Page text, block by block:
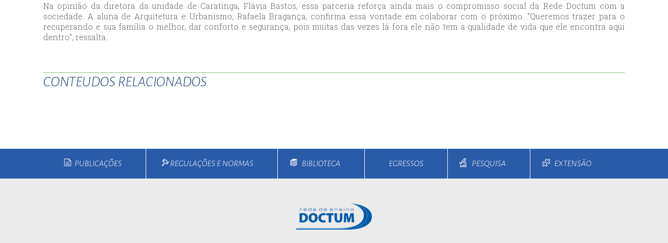
escort
istanbul
escort
Na opinião da diretora da unidade de Caratinga, Flávia Bastos, essa parceria reforça ainda mais o compromisso social da Rede Doctum com a
sociedade. A aluna de Arquitetura e Urbanismo, Rafaela Bragança, confirma essa vontade em colaborar com o próximo. “Queremos trazer para o
recuperando e sua família o melhor, dar conforto e segurança, pois muitas das vezes lá fora ele não tem a qualidade de vida que ele encontra aqui
dentro”, ressalta.
CONTEUDOS RELACIONADOS
PUBLICAÇÕES REGULAÇÕES E NORMAS BIBLIOTECA EGRESSOS PESQUISA EXTENSÃO